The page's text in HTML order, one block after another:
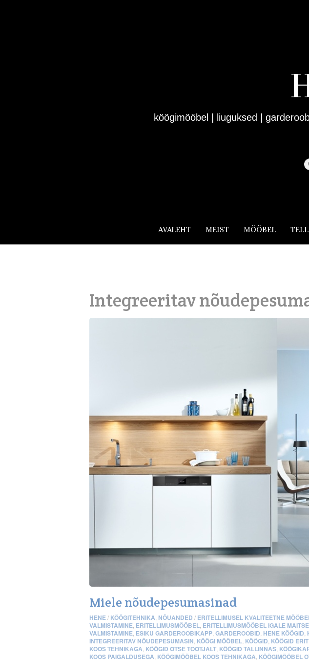
köögimööbel | liuguksed |
AVALEHT MEIST MÖÖBEL
Integreeritav
Miele nõudepesumasinad
HENE/ KÖÖGITEHNIKA NÕUANDED / ERITELLIMUSEL KVALITEETNE
VALMISTAMINE ERITELLIMUSMÖÖBEL ERITELLIMUSMÖÖBEL IGALE
VALMISTAMINE ESIKU GARDEROOBIKAPP GARDEROOBID HENE KÖÖGID
INTEGREERITAV NÕUDEPESUMASIN KÖÖGI MÖÖBEL KÖÖGID KÖÖGID
KOOS TEHNIKAGA KÖÖGID OTSE TOOTJALT KÖÖGID TALLINNAS
KOOS PAIGALDUSEGA KÖÖGIMÖÖBEL KOOS TEHNIKAGA KÖÖGIMÖÖBEL